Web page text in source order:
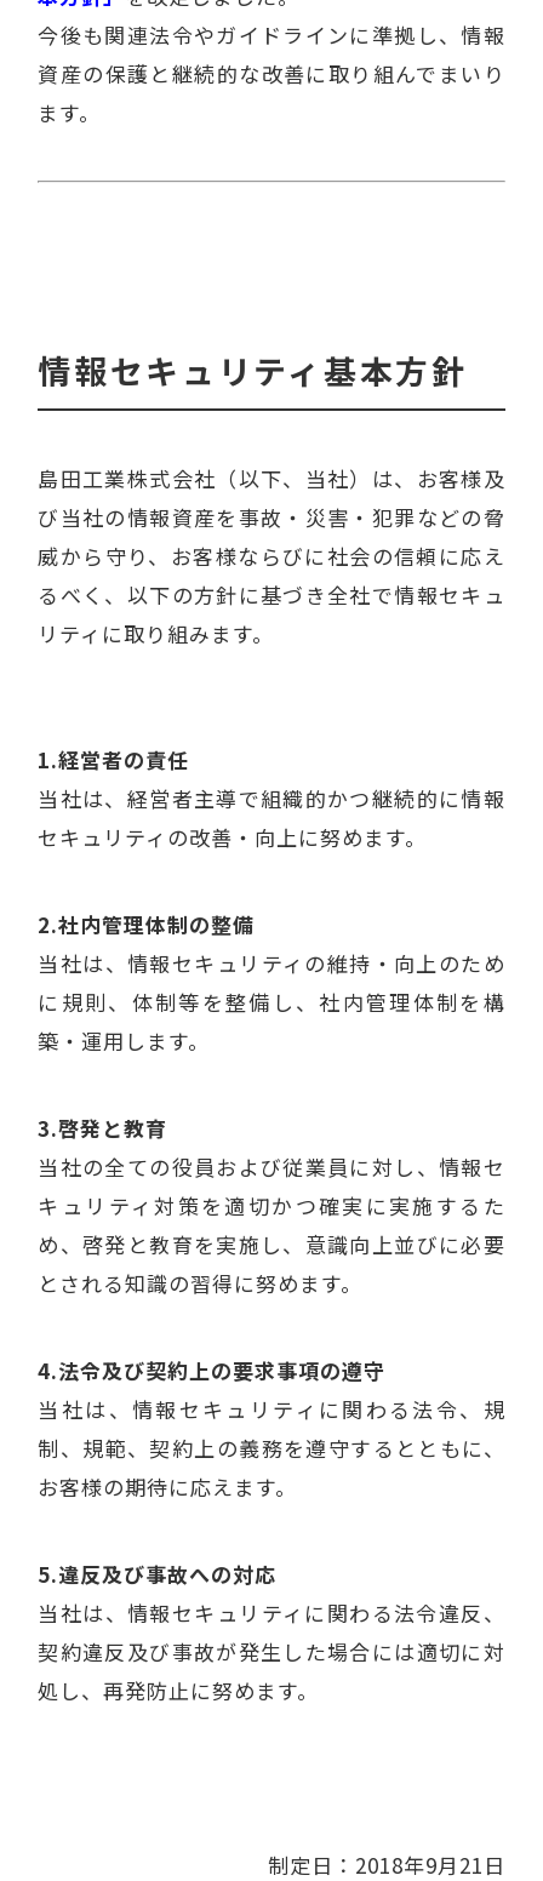
今後も関連法令やガイドラインに準拠し、情報
資産の保護と継続的な改善に取り組んでまいり
ます。
情報セキュリティ基本方針
島田工業株式会社（以下、当社）は、お客様及
び当社の情報資産を事故・災害・犯罪などの脅
威から守り、お客様ならびに社会の信頼に応え
るべく、以下の方針に基づき全社で情報セキュ
リティに取り組みます。
1.経営者の責任
当社は、経営者主導で組織的かつ継続的に情報
セキュリティの改善・向上に努めます。
2.社内管理体制の整備
当社は、情報セキュリティの維持・向上のため
に規則、体制等を整備し、社内管理体制を構
築・運用します。
3.啓発と教育
当社の全ての役員および従業員に対し、情報セ
キュリティ対策を適切かつ確実に実施するた
め、啓発と教育を実施し、意識向上並びに必要
とされる知識の習得に努めます。
4.法令及び契約上の要求事項の遵守
当社は、情報セキュリティに関わる法令、規
制、規範、契約上の義務を遵守するとともに、
お客様の期待に応えます。
5.違反及び事故への対応
当社は、情報セキュリティに関わる法令違反、
契約違反及び事故が発生した場合には適切に対
処し、再発防止に努めます。
制定日：2018年9月21日